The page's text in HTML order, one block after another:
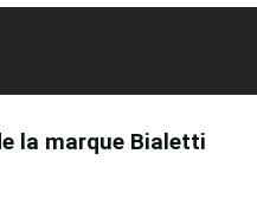
la marque Bialetti